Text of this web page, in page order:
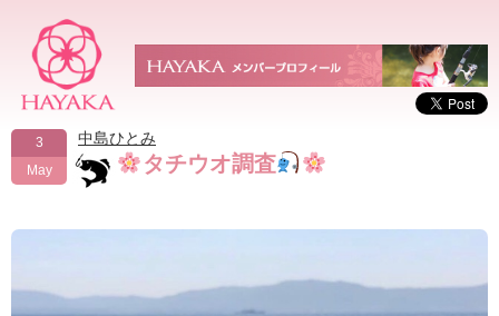
3
May
中島ひとみ
タチウオ調査